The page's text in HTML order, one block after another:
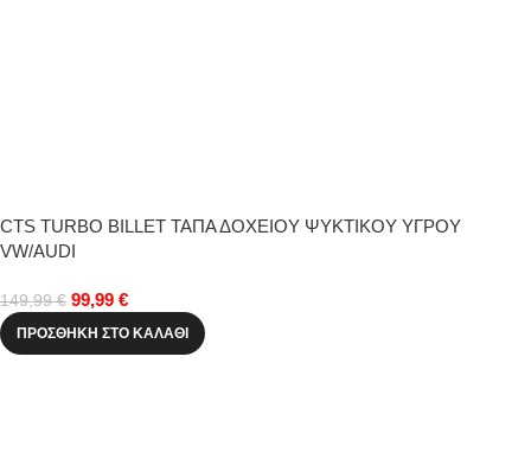
CTS TURBO BILLET ΤΑΠΑ ΔΟΧΕΙΟΥ ΨΥΚΤΙΚΟΥ ΥΓΡΟΥ
VW/AUDI
149,99€ 99,99 €
ΠΡΟΣΘΉΚΗ ΣΤΟ ΚΑΛΆΘΙ